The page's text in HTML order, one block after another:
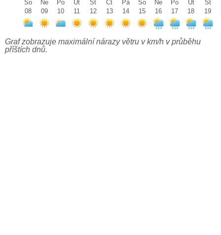
So
08
Ne
09
Po
10
Út
11
St
12
Čt
13
Pá
14
So
15
Ne
16
Po
17
Út
18
St
19
Graf zobrazuje maximální nárazy větru v km/h v průběhu
příštích dnů.